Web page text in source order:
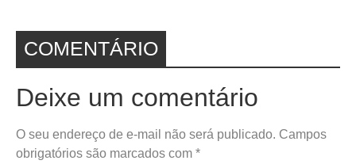
COMENTÁRIO
Deixe um comentário
O seu endereço de e-mail não será publicado. Campos
obrigatórios são marcados com *